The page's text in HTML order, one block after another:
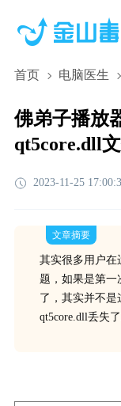
首页 电脑医生
佛弟子播放
qt5core.dll
2023-11-25
文章摘要
其实很多用户在
题，如果是第一
了，其实并不是
qt5core.dll丢失